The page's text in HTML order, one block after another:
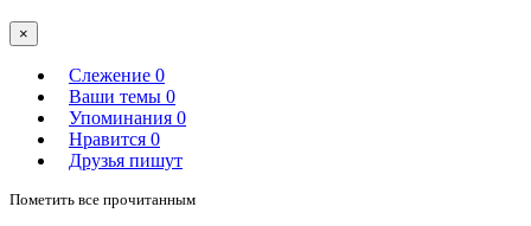
×
Слежение 0
Ваши темы 0
Упоминания 0
Нравится 0
Друзья пишут
Пометить все прочитанным